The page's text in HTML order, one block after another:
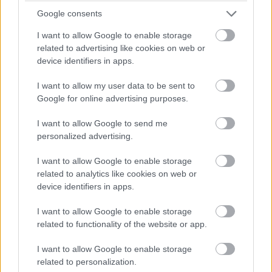
Google consents
I want to allow Google to enable storage
related to advertising like cookies on web or
device identifiers in apps.
I want to allow my user data to be sent to
Google for online advertising purposes.
I want to allow Google to send me
personalized advertising.
I want to allow Google to enable storage
related to analytics like cookies on web or
device identifiers in apps.
I want to allow Google to enable storage
related to functionality of the website or app.
I want to allow Google to enable storage
related to personalization.
franchise 9. epizódja 4 éve debütált a vásznakon. Ekkor
már nagyban dúlt Depp és Heard zajos válása, balhéja,
azonban Depp szereplése a franchise-ban nem sokkal a
premier előtt lett csak tisztázott, hiszen Gellert
legvégsőkig titokban tartani, nem is elsősorban a
színész balhéja, hanem a történethez kapcsolható
fordulat végett. Amikor ez kiderült, pont a fenti (ráégett)
vádak miatt, rengetegen a színész lecserélését
David Heyman és a rendező David Yates is maximálisan
kiálltak Depp mellett, mondván mielőtt leszerződtették,
pozitív visszajelzést kaptak vissza. Később, már a
második rész kapcsán természetesen ismét felmerült
Depp lecserélésének a lehetősége, ekkor azonban maga
J.K. Rowling vette védelmébe, mely szerintkét ember